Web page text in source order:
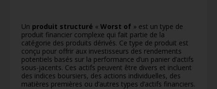
Un produit structuré « Worst of » est un type de
produit financier complexe qui fait partie de la
catégorie des produits dérivés. Ce type de produit est
conçu pour offrir aux investisseurs des rendements
potentiels basés sur la performance d’un panier d’actifs
sous-jacents. Ces actifs peuvent être divers et incluent
des indices boursiers, des actions individuelles, des
matières premières ou d’autres types d’actifs financiers.